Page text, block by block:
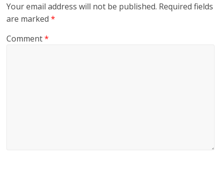
Your email address will not be published. Required fields
are marked*
Comment*